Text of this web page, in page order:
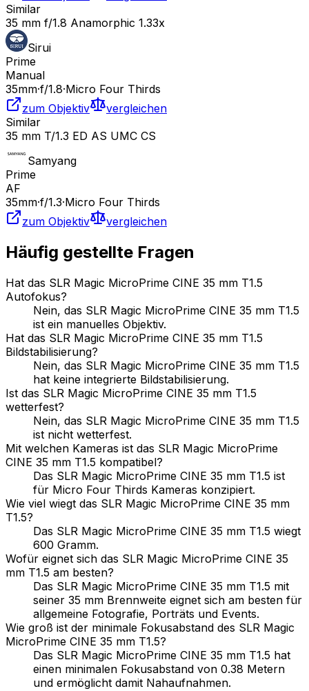
Similar
35 mm f/1.8 Anamorphic 1.33x
Sirui
Prime
Manual
35mm·f/1.8·Micro Four Thirds
zum Objektiv
vergleichen
Similar
35 mm T/1.3 ED AS UMC CS
Samyang
Prime
AF
35mm·f/1.3·Micro Four Thirds
zum Objektiv
vergleichen
Häufig gestellte Fragen
Hat das SLR Magic MicroPrime CINE 35 mm T1.5
Autofokus?
Nein, das SLR Magic MicroPrime CINE 35 mm T1.5
ist ein manuelles Objektiv.
Hat das SLR Magic MicroPrime CINE 35 mm T1.5
Bildstabilisierung?
Nein, das SLR Magic MicroPrime CINE 35 mm T1.5
hat keine integrierte Bildstabilisierung.
Ist das SLR Magic MicroPrime CINE 35 mm T1.5
wetterfest?
Nein, das SLR Magic MicroPrime CINE 35 mm T1.5
ist nicht wetterfest.
Mit welchen Kameras ist das SLR Magic MicroPrime
CINE 35 mm T1.5 kompatibel?
Das SLR Magic MicroPrime CINE 35 mm T1.5 ist
für Micro Four Thirds Kameras konzipiert.
Wie viel wiegt das SLR Magic MicroPrime CINE 35 mm
T1.5?
Das SLR Magic MicroPrime CINE 35 mm T1.5 wiegt
600 Gramm.
Wofür eignet sich das SLR Magic MicroPrime CINE 35
mm T1.5 am besten?
Das SLR Magic MicroPrime CINE 35 mm T1.5 mit
seiner 35 mm Brennweite eignet sich am besten für
allgemeine Fotografie, Porträts und Events.
Wie groß ist der minimale Fokusabstand des SLR Magic
MicroPrime CINE 35 mm T1.5?
Das SLR Magic MicroPrime CINE 35 mm T1.5 hat
einen minimalen Fokusabstand von 0.38 Metern
und ermöglicht damit Nahaufnahmen.